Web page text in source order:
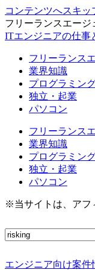
コンテンツへスキッ
フリーランスエー
ITエンジニアの仕事
フリーランス
業界知識
プログラミン
独立・起業
パソコン
フリーランス
業界知識
プログラミン
独立・起業
パソコン
※当サイトは、アフ
エンジニア向け案件